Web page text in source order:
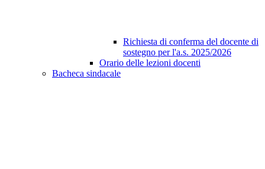
Richiesta di conferma del docente di
sostegno per l'a.s. 2025/2026
Orario delle lezioni docenti
Bacheca sindacale